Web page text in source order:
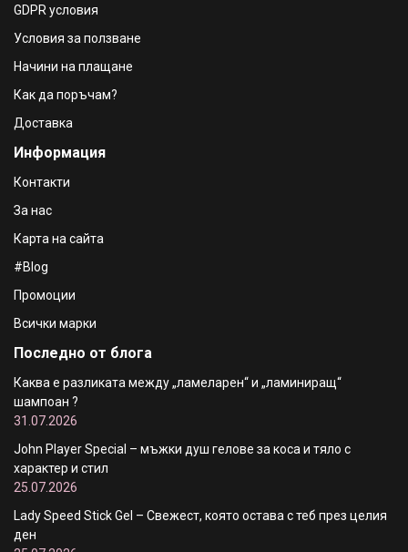
GDPR условия
Условия за ползване
Начини на плащане
Как да поръчам?
Доставка
Информация
Контакти
За нас
Карта на сайта
#Blog
Промоции
Всички марки
Последно от блога
Каква е разликата между „ламеларен“ и „ламиниращ“
шампоан ?
31.07.2026
John Player Special – мъжки душ гелове за коса и тяло с
характер и стил
25.07.2026
Lady Speed Stick Gel – Свежест, която остава с теб през целия
ден